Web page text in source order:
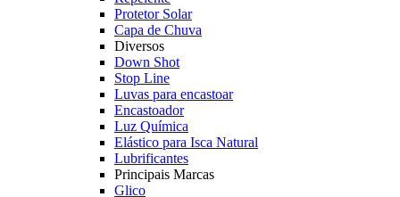
Protetor Solar
Capa de Chuva
Diversos
Down Shot
Stop Line
Luvas para encastoar
Encastoador
Luz Química
Elástico para Isca Natural
Lubrificantes
Principais Marcas
Glico